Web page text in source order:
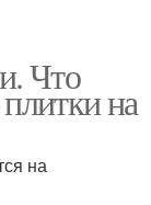
Что
на
на